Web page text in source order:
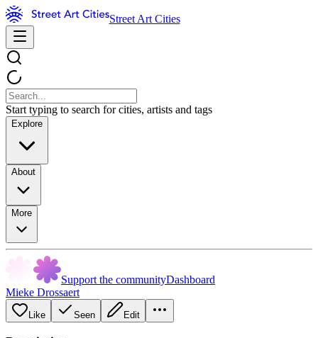
Street Art Cities
Start typing to search for cities, artists and tags
Explore
About
More
Support the communityDashboard
Mieke Drossaert
Like Seen Edit